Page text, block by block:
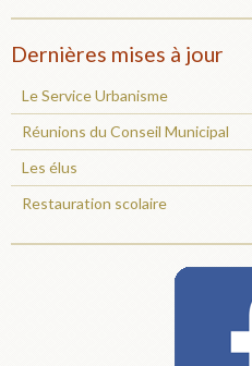
Dernières mises à jour
Le Service Urbanisme
Réunions du Conseil Municipal
Les élus
Restauration scolaire